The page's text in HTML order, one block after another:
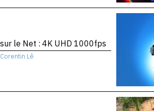
le Net : 4K UHD 1000fps
Corentin Lê